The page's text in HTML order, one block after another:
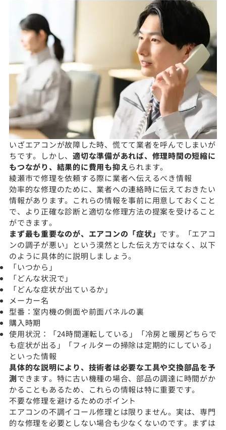
いざエアコンが故障した時、慌てて業者を呼んでしまいが
ちです。しかし、 適切な準備があれば、修理時間の短縮に
もつながり、結果的に費用も抑えられます。
綾瀬市で修理を依頼する際に業者へ伝えるべき情報
効率的な修理のために、業者への連絡時に伝えておきたい
情報があります。これらの情報を事前に用意しておくこと
で、より正確な診断と適切な修理方法の提案を受けること
ができます。
まず最も重要なのが、エアコンの「症状」 です。「エアコ
ンの調子が悪い」という漠然とした伝え方ではなく、以下
のように具体的に説明しましょう。
「いつから」
「どんな状況で」
「どんな症状が出ているか」
メーカー名
型番：室内機の側面や前面パネルの裏
購入時期
使用状況：「24時間運転している」「冷房と暖房どちらで
も症状が出る」「フィルターの掃除は定期的にしている」
といった情報
具体的な説明により、技術者は必要な工具や交換部品を予
測できます。特に古い機種の場合、部品の調達に時間がか
かることもあるため、これらの情報は特に重要です。
不要な修理を避けるためのポイント
エアコンの不調イコール修理とは限りません。実は、専門
的な修理を必要としない場合も少なくないのです。まずは